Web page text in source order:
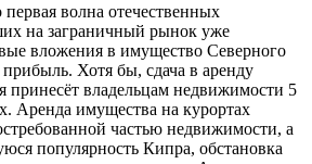
волна отечественных
на заграничный рынок уже
вложения в имущество Северного
Хотя бы, сдача в аренду
принесёт владельцам недвижимости 5
Аренда имущества на курортах
частью недвижимости, а
популярность Кипра, обстановка